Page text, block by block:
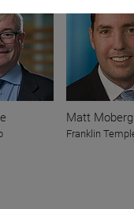
Matt Moberg
Franklin
CPref
D&C
1 Jahr